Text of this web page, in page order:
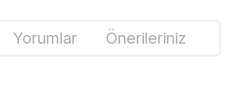
Yorumlar Önerileriniz